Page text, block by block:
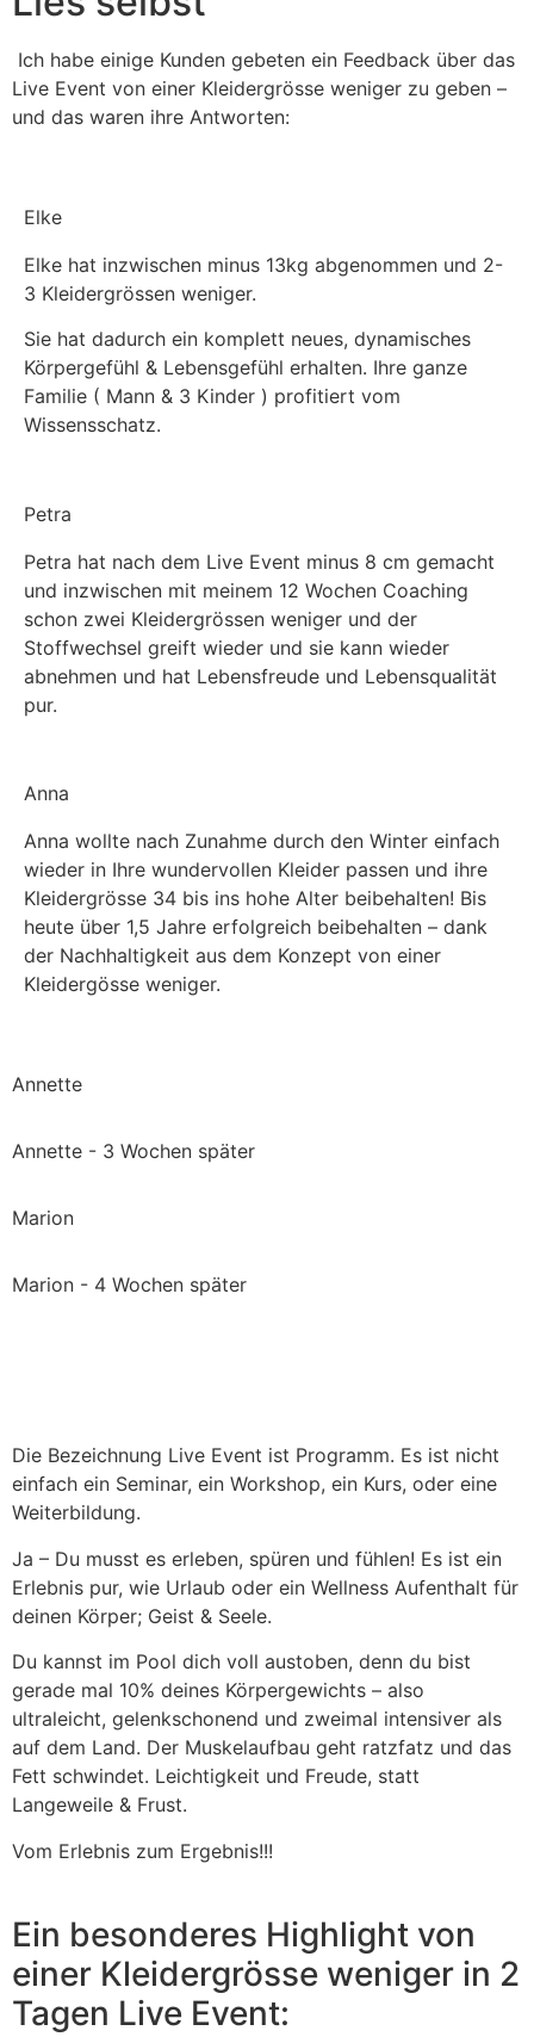
Ich habe einige Kunden gebeten ein Feedback über das
Live Event von einer Kleidergrösse weniger zu geben –
und das waren ihre Antworten:
Elke
Elke hat inzwischen minus 13kg abgenommen und 2-
3 Kleidergrössen weniger.
Sie hat dadurch ein komplett neues, dynamisches
Körpergefühl & Lebensgefühl erhalten. Ihre ganze
Familie ( Mann & 3 Kinder ) profitiert vom
Wissensschatz.
Laden
Videos
akzeptieren
Sie
die
Vimeo.
Mehr
erfahren
Video
laden
Vimeo
immer
entsperren
dem
Laden
des
Videos
akzeptieren
Sie
die
Mehr
erfahren
Video
laden
Vimeo
immer
Petra
Petra hat nach dem Live Event minus 8 cm gemacht
und inzwischen mit meinem 12 Wochen Coaching
schon zwei Kleidergrössen weniger und der
Stoffwechsel greift wieder und sie kann wieder
abnehmen und hat Lebensfreude und Lebensqualität
pur.
Anna
Anna wollte nach Zunahme durch den Winter einfach
wieder in Ihre wundervollen Kleider passen und ihre
Kleidergrösse 34 bis ins hohe Alter beibehalten! Bis
heute über 1,5 Jahre erfolgreich beibehalten – dank
der Nachhaltigkeit aus dem Konzept von einer
Kleidergösse weniger.
dem
Laden
Videos
akzeptieren
Sie
die
Mehr
erfahren
Video
laden
Vimeo
immer
dem
Laden
des
Videos
akzeptieren
Sie
die
Vimeo.
Mehr
immer
Annette
Mit
Laden
des
Videos
Datenschutzerklärung
Vimeo.
Mehr
Annette - 3 Wochen später
Mit
dem
akzeptieren
Datenschutzerklärung
Vimeo.
Mehr
Marion
Laden
des
akzeptieren
Datenschutzerklärung
Vimeo.
Mehr
Vimeo
immer
entsperren
Marion - 4 Wochen später
Die Bezeichnung Live Event ist Programm. Es ist nicht
einfach ein Seminar, ein Workshop, ein Kurs, oder eine
Weiterbildung.
Ja – Du musst es erleben, spüren und fühlen! Es ist ein
Erlebnis pur, wie Urlaub oder ein Wellness Aufenthalt für
deinen Körper; Geist & Seele.
Du kannst im Pool dich voll austoben, denn du bist
gerade mal 10% deines Körpergewichts – also
ultraleicht, gelenkschonend und zweimal intensiver als
auf dem Land. Der Muskelaufbau geht ratzfatz und das
Fett schwindet. Leichtigkeit und Freude, statt
Langeweile & Frust.
Vom Erlebnis zum Ergebnis!!!
Ein besonderes Highlight von
einer Kleidergrösse weniger in 2
Tagen Live Event: